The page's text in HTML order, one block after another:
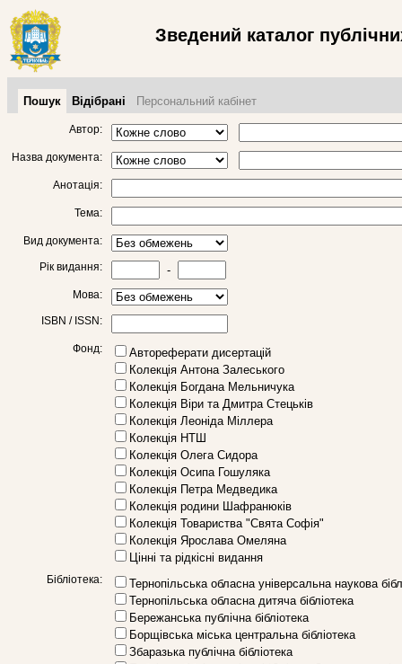
Зведений каталог
Пошук Відібрані Персональний кабінет
Автор:
Назва документа:
Анотація:
Тема:
Вид документа:
Рік видання: -
Мова:
ISBN / ISSN:
Фонд:
Автореферати дисертацій
Колекція Антона Залеського
Колекція Богдана Мельничука
Колекція Віри та Дмитра Стецьків
Колекція Леоніда Міллера
Колекція НТШ
Колекція Олега Сидора
Колекція Осипа Гошуляка
Колекція Петра Медведика
Колекція родини Шафранюків
Колекція Товариства "Свята Софія"
Колекція Ярослава Омеляна
Цінні та рідкісні видання
Бібліотека:
Тернопільська обласна універсальна наукова
Тернопільська обласна дитяча бібліотека
Бережанська публічна бібліотека
Борщівська міська центральна бібліотека
Збаразька публічна бібліотека